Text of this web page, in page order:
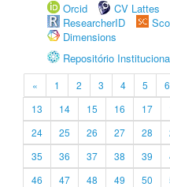
Orcid
CV Lattes
ResearcherID
Dimensions
Repositório
« 1 2 3 4 5 6
13
14 15 16 17
24
25 26 27 28
35
36 37 38 39
46
47 48 49 50